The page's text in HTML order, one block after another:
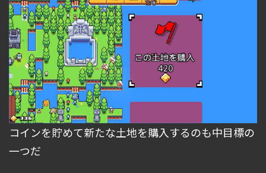
コインを貯めて新たな土地を購入するのも中目標の
一つだ